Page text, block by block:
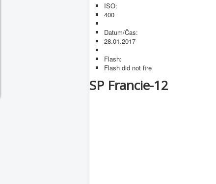
ISO:
400
Datum/Čas:
28.01.2017
Flash:
Flash did not fire
SP Francie-12